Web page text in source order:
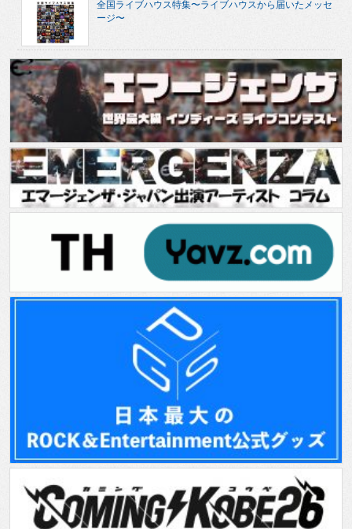
全国ライブハウス特集〜ライブハウスから届いたメッセ
ージ〜